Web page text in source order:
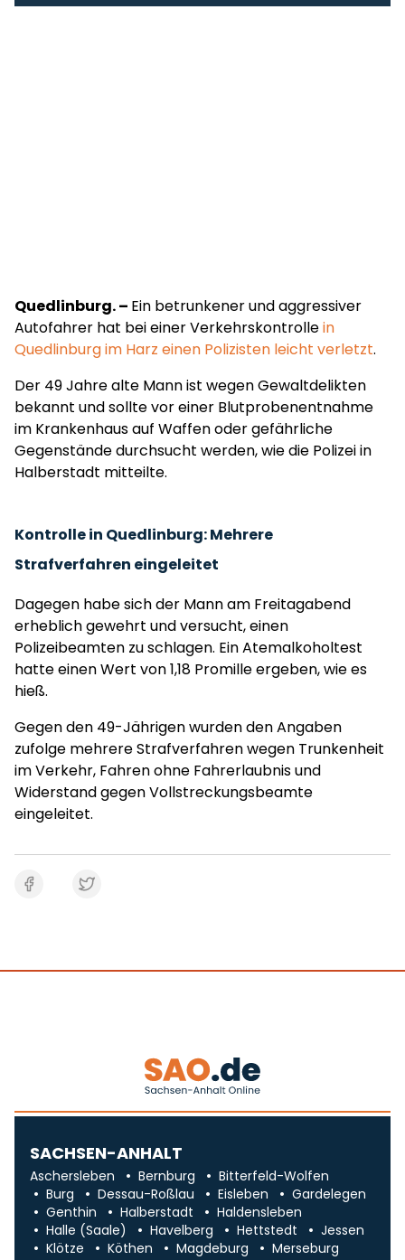
Quedlinburg. – Ein betrunkener und aggressiver
Autofahrer hat bei einer Verkehrskontrollein
Quedlinburg im Harz einen Polizisten leicht verletzt.
Der 49 Jahre alte Mann ist wegen Gewaltdelikten
bekannt und sollte vor einer Blutprobenentnahme
im Krankenhaus auf Waffen oder gefährliche
Gegenstände durchsucht werden, wie die Polizei in
Halberstadt mitteilte.
Kontrolle in Quedlinburg: Mehrere
Strafverfahren eingeleitet
Dagegen habe sich der Mann am Freitagabend
erheblich gewehrt und versucht, einen
Polizeibeamten zu schlagen. Ein Atemalkoholtest
hatte einen Wert von 1,18 Promille ergeben, wie es
hieß.
Gegen den 49-Jährigen wurden den Angaben
zufolge mehrere Strafverfahren wegen Trunkenheit
im Verkehr, Fahren ohne Fahrerlaubnis und
Widerstand gegen Vollstreckungsbeamte
eingeleitet.
SACHSEN-ANHALT
Aschersleben Bernburg
Bitterfeld-Wolfen
Burg
Dessau-Roßlau Eisleben
Gardelegen
Genthin
Halberstadt
Haldensleben
Halle (Saale)
Havelberg Hettstedt
Jessen
Klötze
Köthen Magdeburg
Merseburg